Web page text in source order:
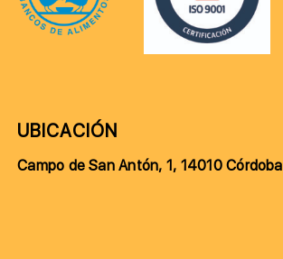
UBICACIÓN
Campo de San Antón, 1, 14010 Córdoba